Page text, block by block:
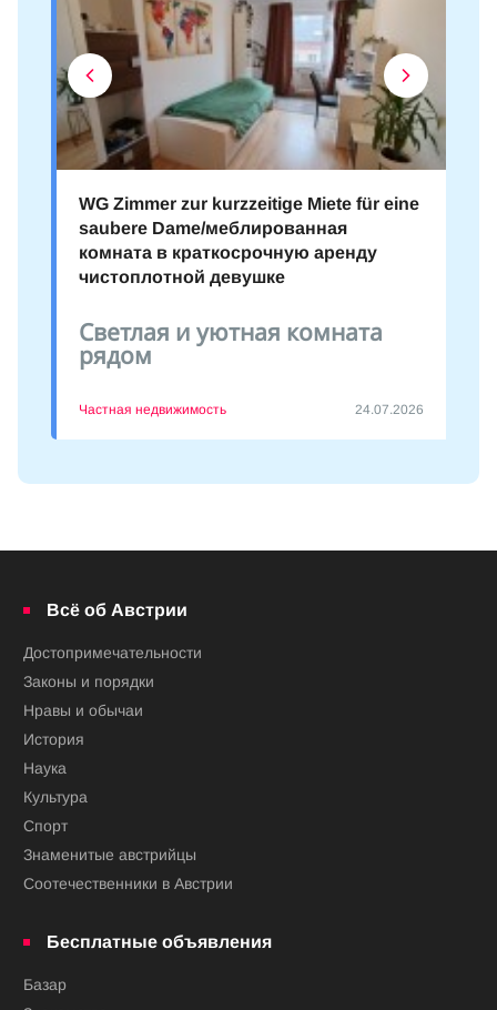
WG Zimmer zur kurzzeitige Miete für eine
saubere Dame/меблированная
комната в краткосрочную аренду
чистоплотной девушке
Светлая и уютная комната
рядом
Частная недвижимость 24.07.2026
Всё об Австрии
Достопримечательности
Законы и порядки
Нравы и обычаи
История
Наука
Культура
Спорт
Знаменитые австрийцы
Соотечественники в Австрии
Бесплатные объявления
Базар